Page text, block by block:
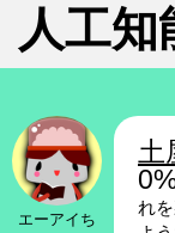
人工知
エーアイち
土
れ